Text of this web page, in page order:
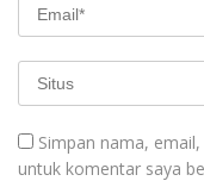
Simpan nama,
untuk komentar saya